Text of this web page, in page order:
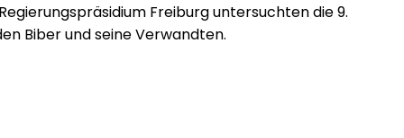
Freiburg untersuchten die 9.
Biber und seine Verwandten.